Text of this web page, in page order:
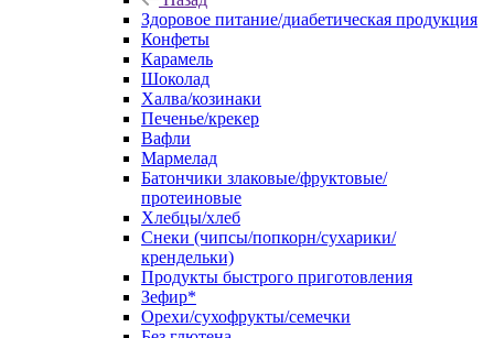
Здоровое питание/диабетическая продукция
Конфеты
Карамель
Шоколад
Халва/козинаки
Печенье/крекер
Вафли
Мармелад
Батончики злаковые/фруктовые/
протеиновые
Хлебцы/хлеб
Снеки (чипсы/попкорн/сухарики/
крендельки)
Продукты быстрого приготовления
Зефир*
Орехи/сухофрукты/семечки